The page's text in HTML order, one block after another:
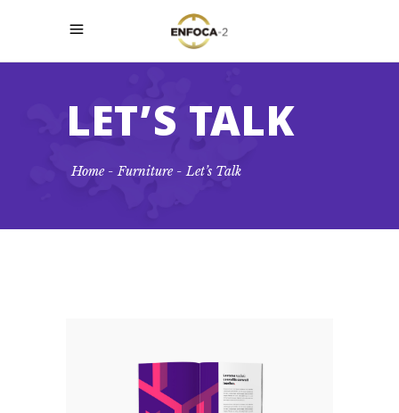
LET’S TALK
Home-Furniture-Let’s Talk